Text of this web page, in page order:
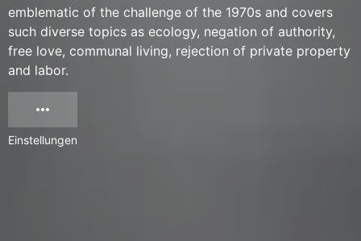
emblematic of the challenge of the 1970s and covers
such diverse topics as ecology, negation of authority,
free love, communal living, rejection of private property
and labor.
Einstellungen